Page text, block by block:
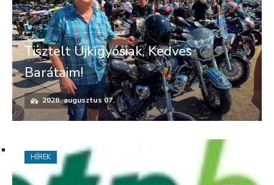
Tisztelt Újkígyósiak, Kedves
Barátaim!
2026. augusztus 07.
HÍREK